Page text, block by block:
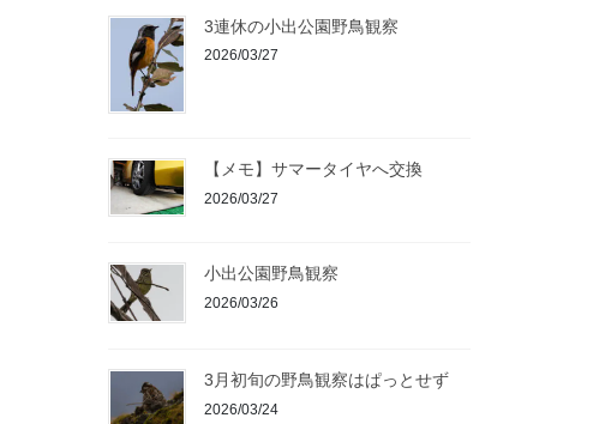
3連休の小出公園野鳥観察
2026/03/27
【メモ】サマータイヤへ交換
2026/03/27
小出公園野鳥観察
2026/03/26
3月初旬の野鳥観察はぱっとせず
2026/03/24